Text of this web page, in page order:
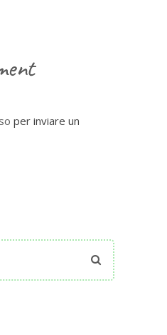
per inviare un